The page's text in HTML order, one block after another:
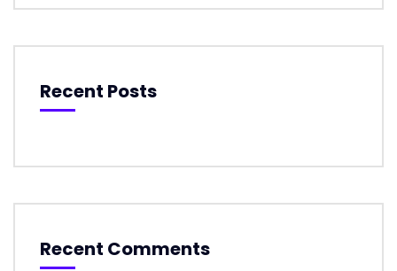
Recent Posts
Recent Comments